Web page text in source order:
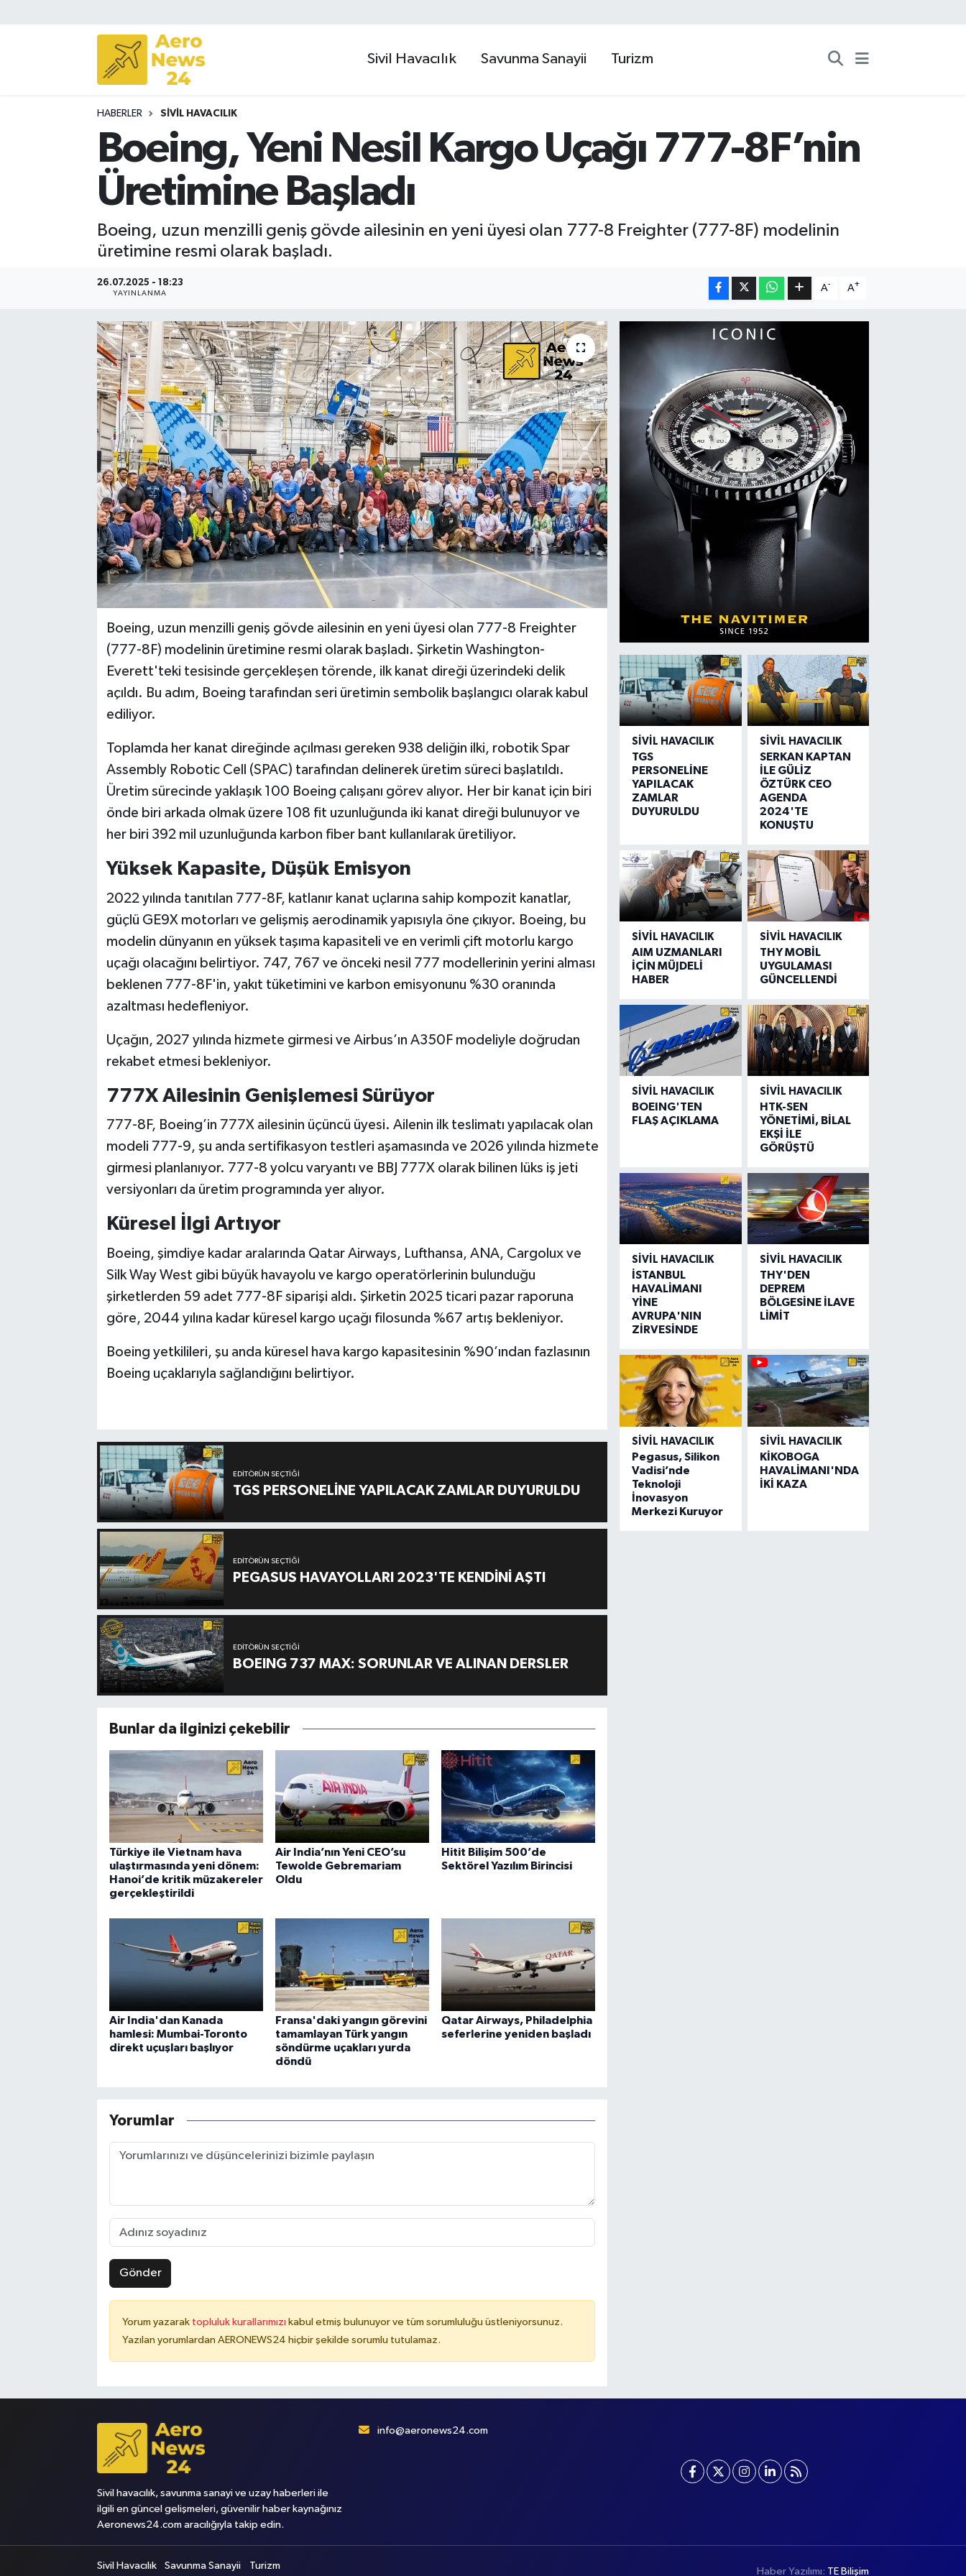
Sivil Havacılık Savunma Sanayii Turizm
HABERLER SIVIL HAVACILIK
Boeing, Yeni Nesil Kargo Uçağı 777-8F’nin
Üretimine Başladı
Boeing, uzun menzilli geniş gövde ailesinin en yeni üyesi olan 777-8 Freighter (777-8F) modelinin
üretimine resmi olarak başladı.
26.07.2025 - 18:23
YAYINLANMA
A- A+
Boeing, uzun menzilli geniş gövde ailesinin en yeni üyesi olan 777-8 Freighter
(777-8F) modelinin üretimine resmi olarak başladı. Şirketin Washington-
Everett'teki tesisinde gerçekleşen törende, ilk kanat direği üzerindeki delik
açıldı. Bu adım, Boeing tarafından seri üretimin sembolik başlangıcı olarak kabul
ediliyor.
Toplamda her kanat direğinde açılması gereken 938 deliğin ilki, robotik Spar
Assembly Robotic Cell (SPAC) tarafından delinerek üretim süreci başlatıldı.
Üretim sürecinde yaklaşık 100 Boeing çalışanı görev alıyor. Her bir kanat için biri
önde biri arkada olmak üzere 108 fit uzunluğunda iki kanat direği bulunuyor ve
her biri 392 mil uzunluğunda karbon fiber bant kullanılarak üretiliyor.
Yüksek Kapasite, Düşük Emisyon
2022 yılında tanıtılan 777-8F, katlanır kanat uçlarına sahip kompozit kanatlar,
güçlü GE9X motorları ve gelişmiş aerodinamik yapısıyla öne çıkıyor. Boeing, bu
modelin dünyanın en yüksek taşıma kapasiteli ve en verimli çift motorlu kargo
uçağı olacağını belirtiyor. 747, 767 ve önceki nesil 777 modellerinin yerini alması
beklenen 777-8F'in, yakıt tüketimini ve karbon emisyonunu %30 oranında
azaltması hedefleniyor.
Uçağın, 2027 yılında hizmete girmesi ve Airbus’ın A350F modeliyle doğrudan
rekabet etmesi bekleniyor.
777X Ailesinin Genişlemesi Sürüyor
777-8F, Boeing’in 777X ailesinin üçüncü üyesi. Ailenin ilk teslimatı yapılacak olan
modeli 777-9, şu anda sertifikasyon testleri aşamasında ve 2026 yılında hizmete
girmesi planlanıyor. 777-8 yolcu varyantı ve BBJ 777X olarak bilinen lüks iş jeti
versiyonları da üretim programında yer alıyor.
Küresel İlgi Artıyor
Boeing, şimdiye kadar aralarında Qatar Airways, Lufthansa, ANA, Cargolux ve
Silk Way West gibi büyük havayolu ve kargo operatörlerinin bulunduğu
şirketlerden 59 adet 777-8F siparişi aldı. Şirketin 2025 ticari pazar raporuna
göre, 2044 yılına kadar küresel kargo uçağı filosunda %67 artış bekleniyor.
Boeing yetkilileri, şu anda küresel hava kargo kapasitesinin %90’ından fazlasının
Boeing uçaklarıyla sağlandığını belirtiyor.
EDITÖRÜN SEÇTIĞI
TGS PERSONELİNE YAPILACAK ZAMLAR DUYURULDU
EDITÖRÜN SEÇTIĞI
PEGASUS HAVAYOLLARI 2023'TE KENDİNİ AŞTI
EDITÖRÜN SEÇTIĞI
BOEING 737 MAX: SORUNLAR VE ALINAN DERSLER
Bunlar da ilginizi çekebilir
Türkiye ile Vietnam hava
ulaştırmasında yeni dönem:
Hanoi’de kritik müzakereler
gerçekleştirildi
Air India’nın Yeni CEO’su
Tewolde Gebremariam
Oldu
Hitit Bilişim 500’de
Sektörel Yazılım Birincisi
Air India'dan Kanada
hamlesi: Mumbai-Toronto
direkt uçuşları başlıyor
Fransa'daki yangın görevini
tamamlayan Türk yangın
söndürme uçakları yurda
döndü
Qatar Airways, Philadelphia
seferlerine yeniden başladı
Yorumlar
Gönder
Yorum yazarak topluluk kurallarımızı kabul etmiş bulunuyor ve tüm sorumluluğu üstleniyorsunuz.
Yazılan yorumlardan AERONEWS24 hiçbir şekilde sorumlu tutulamaz.
SIVIL HAVACILIK
TGS
PERSONELİNE
YAPILACAK
ZAMLAR
DUYURULDU
SIVIL HAVACILIK
SERKAN KAPTAN
İLE GÜLİZ
ÖZTÜRK CEO
AGENDA
2024'TE
KONUŞTU
SIVIL HAVACILIK
AIM UZMANLARI
İÇİN MÜJDELİ
HABER
SIVIL HAVACILIK
THY MOBİL
UYGULAMASI
GÜNCELLENDİ
SIVIL HAVACILIK
BOEING'TEN
FLAŞ AÇIKLAMA
SIVIL HAVACILIK
HTK-SEN
YÖNETİMİ, BİLAL
EKŞİ İLE
GÖRÜŞTÜ
SIVIL HAVACILIK
İSTANBUL
HAVALİMANI
YİNE
AVRUPA'NIN
ZİRVESİNDE
SIVIL HAVACILIK
THY'DEN
DEPREM
BÖLGESİNE İLAVE
LİMİT
SIVIL HAVACILIK
Pegasus, Silikon
Vadisi’nde
Teknoloji
İnovasyon
Merkezi Kuruyor
SIVIL HAVACILIK
KİKOBOGA
HAVALİMANI'NDA
İKİ KAZA
Sivil havacılık, savunma sanayi ve uzay haberleri ile
ilgili en güncel gelişmeleri, güvenilir haber kaynağınız
Aeronews24.com aracılığıyla takip edin.
info@aeronews24.com
Sivil Havacılık Savunma Sanayii Turizm
Haber Yazılımı: TE Bilişim
Sivil Havacılık